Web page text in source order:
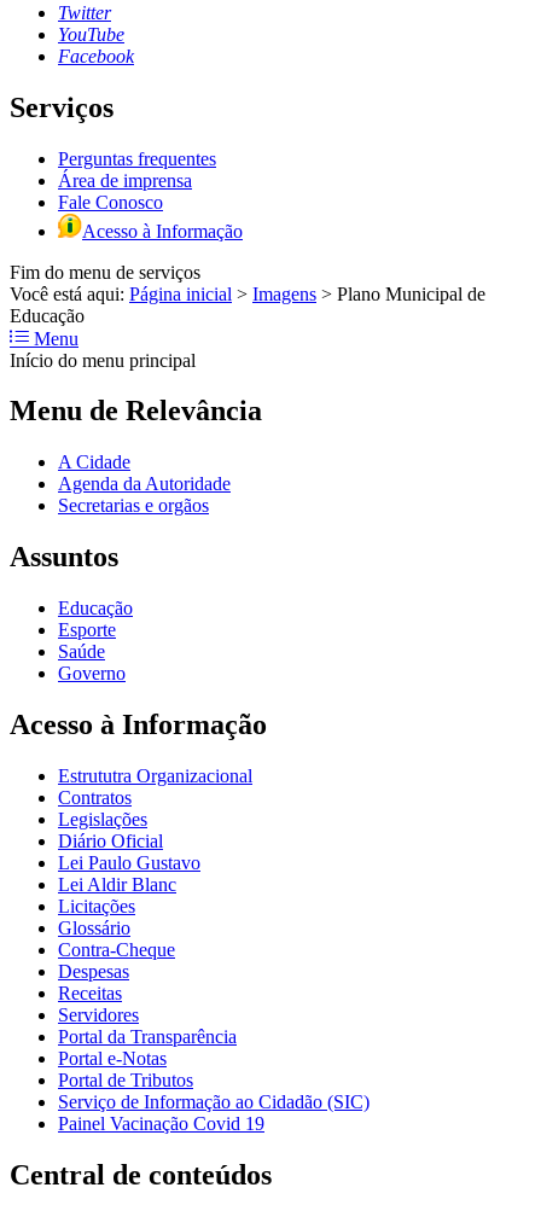
Twitter
YouTube
Facebook
Serviços
Perguntas frequentes
Área de imprensa
Fale Conosco
Acesso à Informação
Fim do menu de serviços
Você está aqui: Página inicial > Imagens > Plano Municipal de
Educação
Menu
Início do menu principal
Menu de Relevância
A Cidade
Agenda da Autoridade
Secretarias e orgãos
Assuntos
Educação
Esporte
Saúde
Governo
Acesso à Informação
Estrututra Organizacional
Contratos
Legislações
Diário Oficial
Lei Paulo Gustavo
Lei Aldir Blanc
Licitações
Glossário
Contra-Cheque
Despesas
Receitas
Servidores
Portal da Transparência
Portal e-Notas
Portal de Tributos
Serviço de Informação ao Cidadão (SIC)
Painel Vacinação Covid 19
Central de conteúdos